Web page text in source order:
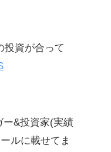
投資が合って
&投資家(実績
ルに載せてま